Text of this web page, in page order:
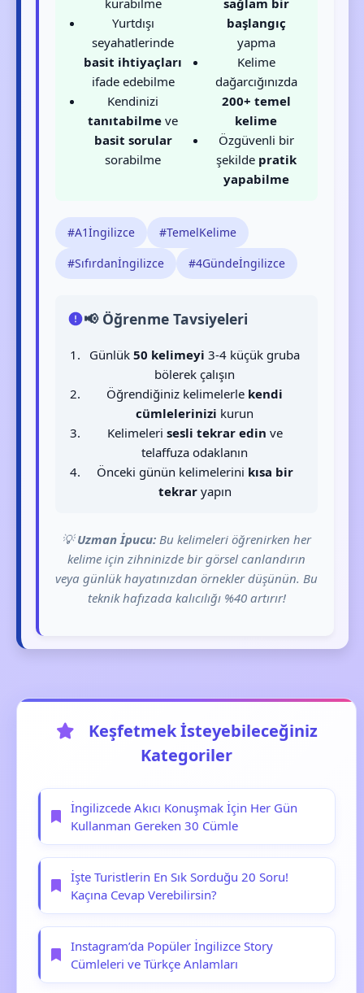
kurabilme
Yurtdışı
seyahatlerinde
basit ihtiyaçları
ifade edebilme
Kendinizi
tanıtabilme ve
basit sorular
sorabilme
sağlam bir
başlangıç
yapma
Kelime
dağarcığınızda
200+ temel
kelime
Özgüvenli bir
şekilde pratik
yapabilme
#A1İngilizce
#TemelKelime
#Sıfırdanİngilizce
#4Gündeİngilizce
📢 Öğrenme Tavsiyeleri
Günlük50 kelimeyi 3-4 küçük gruba
bölerek çalışın
Öğrendiğiniz kelimelerle kendi
cümlelerinizi kurun
Kelimeleri sesli tekrar edin ve
telaffuza odaklanın
Önceki günün kelimelerini kısa bir
tekraryapın
💡Uzman İpucu: Bu kelimeleri öğrenirken her
kelime için zihninizde bir görsel canlandırın
veya günlük hayatınızdan örnekler düşünün. Bu
teknik hafızada kalıcılığı %40 artırır!
Keşfetmek İsteyebileceğiniz
Kategoriler
İngilizcede Akıcı Konuşmak İçin Her Gün
Kullanman Gereken 30 Cümle
İşte Turistlerin En Sık Sorduğu 20 Soru!
Kaçına Cevap Verebilirsin?
Instagram’da Popüler İngilizce Story
Cümleleri ve Türkçe Anlamları